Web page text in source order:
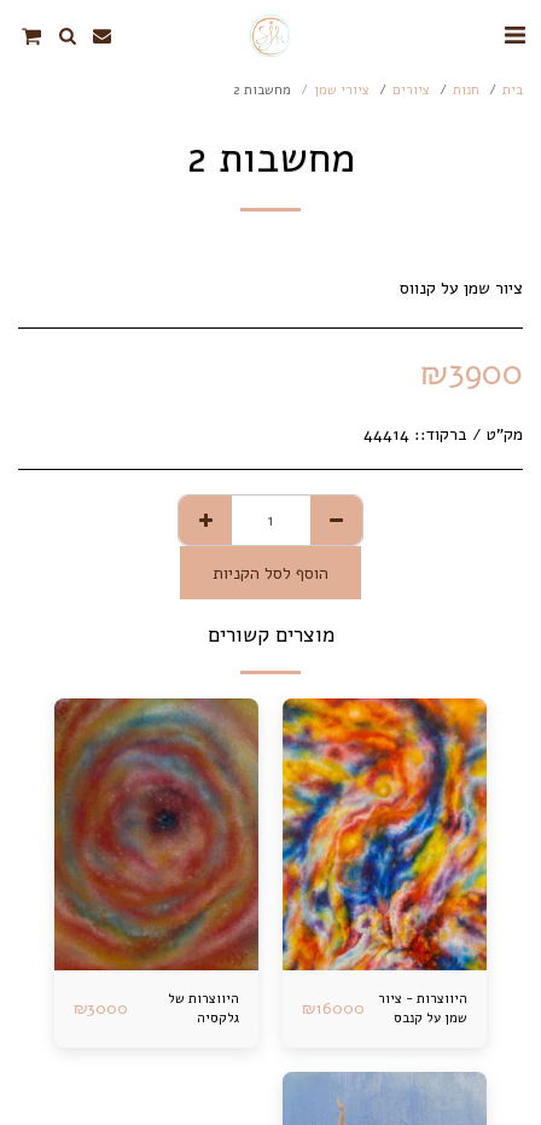
בית חנות ציורים ציורי שמן מחשבות 2
מחשבות 2
ציור שמן על קנווס
₪3900
מק"ט / ברקוד:: 44414
הוסף לסל הקניות
מוצרים קשורים
היווצרות - ציור
שמן על קנבס
₪16000
היווצרות של
גלקסיה
₪3000